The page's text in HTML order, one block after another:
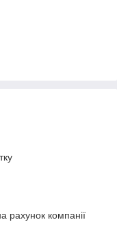
рахунок компанії